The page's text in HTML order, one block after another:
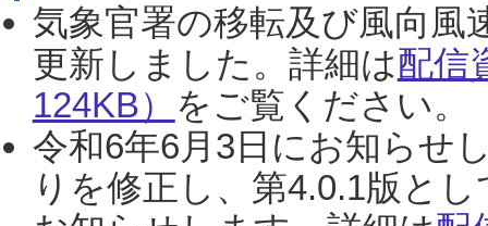
気象官署の移転及び風向風
更新しました。詳細は配信
124KB） をご覧ください。
令和6年6月3日にお知らせ
りを修正し、第4.0.1版と